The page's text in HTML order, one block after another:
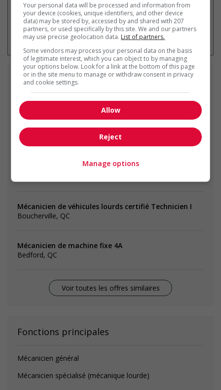
* Vous pouvez annuler cette alerte
emploi à tout moment
Emplois similaires
Mécanicien(ne) de véhicules lourds Saint Hyacinthe-
AF
Saint-Hyacinthe, QC
Mécanicien de véhicules lourds certifié Technicien I
Boucherville, QC
Mécanicien de machine fixe 4A
Bedford, QC
Voir toutes les offres similaires
Fonctions principales
Mécanicien général
Mécanicien spécialisé (mécanique lourde)
Your personal data will be processed and information from
your device (cookies, unique identifiers, and other device
data) may be stored by, accessed by and shared with 207
partners, or used specifically by this site. We and our partners
may use precise geolocation data. List of partners.
Some vendors may process your personal data on the basis
of legitimate interest, which you can object to by managing
your options below. Look for a link at the bottom of this page
or in the site menu to manage or withdraw consent in privacy
and cookie settings.
Allow
Reject
Manage options